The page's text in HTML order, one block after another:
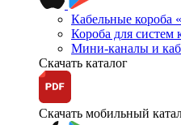
Кабельные короба
Короба для систем
Мини-каналы и
Скачать каталог
Скачать мобильный